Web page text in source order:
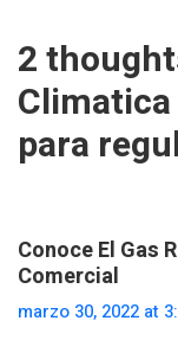
2
Climatica
para
Conoce El Gas
Comercial
marzo 30, 2022 at